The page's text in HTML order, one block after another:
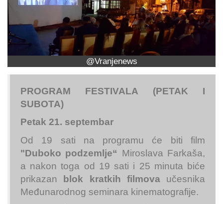
@Vranjenews
PROGRAM FESTIVALA (PETAK I
SUBOTA)
Petak 21. septembar
Od 19 sati na programu će biti film
"Duboko podzemlje“ Miroslava Farkaša,
a nakon toga od 19 sati i 25 minuta biće
prikazan blok kratkih filmovaučesnika
Međunarodnog seminara kinematografije.